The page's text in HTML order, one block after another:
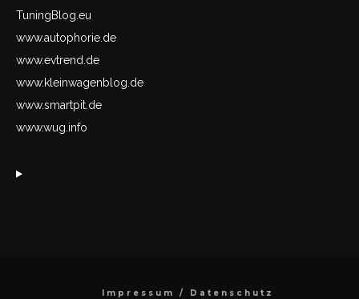
TuningBlog.eu
www.autophorie.de
www.evtrend.de
www.kleinwagenblog.de
www.smartpit.de
www.wug.info
Impressum / Datenschutz